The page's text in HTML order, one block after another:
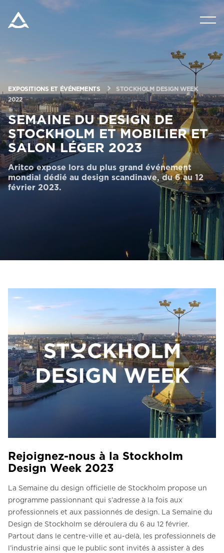
PRODUITS
OUTILS ET DOCUMENTS
BLOG ET NOUVELLES
À PROPOS D’ARITCO
PROFESSIONNEL
Commander un HomeKit numérique
FAQ
Contactez-nous
FR
EXPOSITIONS ET ÉVÉNEMENTS
STOCKHOLM DESIGN WEEK
2022
SEMAINE DU DESIGN DE
STOCKHOLM ET MOBILIER ET
SALON LÉGER 2023
Aritco expose lors du plus grand événement
mondial dédié au design scandinave, du 6 au 12
février 2023.
Rejoignez-nous à la Stockholm
Design Week 2023
La Semaine du design officielle de Stockholm propose un
programme passionnant qui s’adresse à la fois aux
professionnels et aux passionnés de design. La Semaine du
Design de Stockholm se déroulera du 6 au 12 février.
Partout dans le centre-ville et au-delà, les professionnels de
l’industrie ainsi que le public sont invités à assister à des